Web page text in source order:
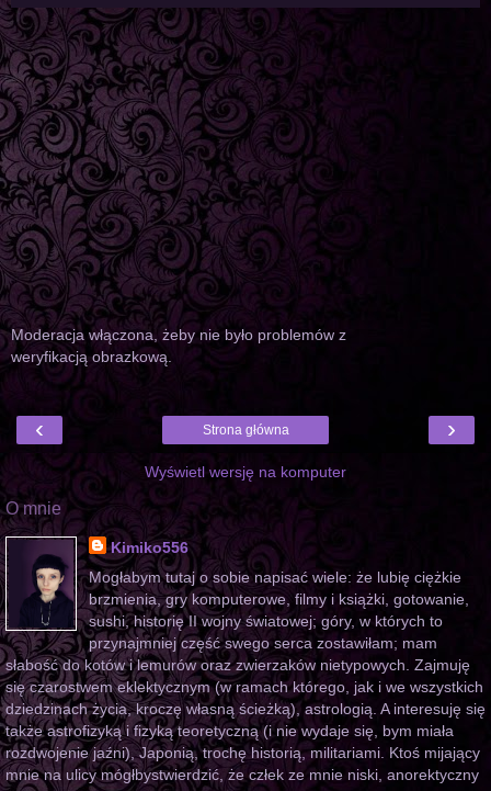
Moderacja włączona, żeby nie było problemów z
weryfikacją obrazkową.
‹ ›
Strona główna
Wyświetl wersję na komputer
O mnie
Kimiko556
Mogłabym tutaj o sobie napisać wiele: że lubię ciężkie
brzmienia, gry komputerowe, filmy i książki, gotowanie,
sushi, historię II wojny światowej; góry, w których to
przynajmniej część swego serca zostawiłam; mam
słabość do kotów i lemurów oraz zwierzaków nietypowych. Zajmuję
się czarostwem eklektycznym (w ramach którego, jak i we wszystkich
dziedzinach życia, kroczę własną ścieżką), astrologią. A interesuję się
także astrofizyką i fizyką teoretyczną (i nie wydaje się, bym miała
rozdwojenie jaźni), Japonią, trochę historią, militariami. Ktoś mijający
mnie na ulicy mógłbystwierdzić, że człek ze mnie niski, anorektyczny